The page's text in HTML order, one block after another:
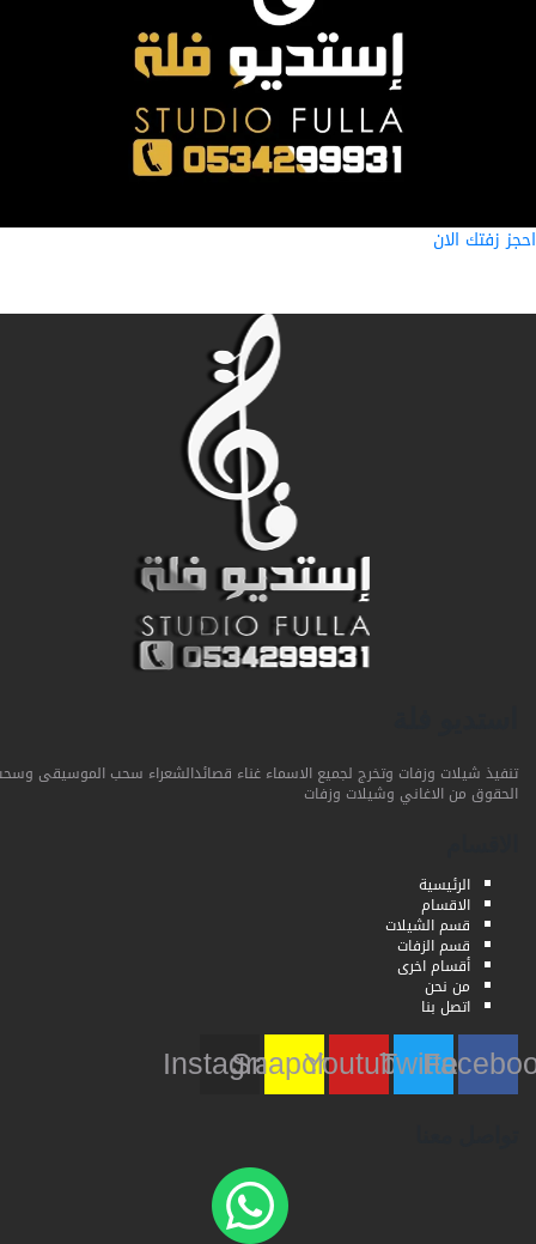
زفتك الان
تنفيذ شيلات وزفات وتخرج لجميع الاسماء غناء قصائدالشعراء سحب الموسيقى وسحب
الحقوق من الاغاني وشيلات وزفات
الرئيسية
الاقسام
قسم الشيلات
قسم الزفات
أقسام اخرى
من نحن
اتصل بنا
Twitter
Youtube
Snapchat
Instagram